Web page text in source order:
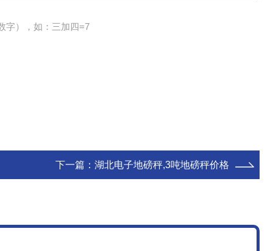
字），如：三加四=7
下一篇： 湖北电子地磅秤,3吨地磅秤价格